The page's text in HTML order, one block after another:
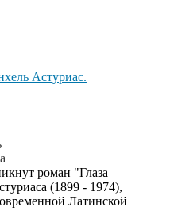
Астуриас.
роман "Глаза
(1899 - 1974),
Латинской